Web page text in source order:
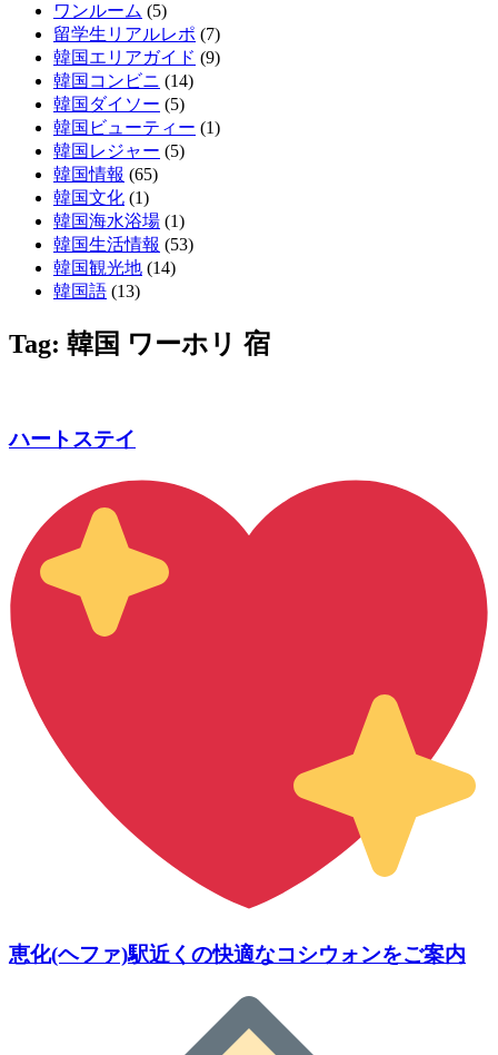
ワンルーム (5)
留学生リアルレポ (7)
韓国エリアガイド (9)
韓国コンビニ (14)
韓国ダイソー (5)
韓国ビューティー (1)
韓国レジャー (5)
韓国情報 (65)
韓国文化 (1)
韓国海水浴場 (1)
韓国生活情報 (53)
韓国観光地 (14)
韓国語 (13)
Tag: 韓国 ワーホリ 宿
ハートステイ
恵化(ヘファ)駅近くの快適なコシウォンをご案内